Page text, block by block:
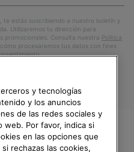
estás suscribiendo a nuestro boletín y
Utilizaremos tu dirección para
promocionales. Consulta nuestra Política
procesaremos tus datos con fines
A
y tecnologías
y los anuncios
de las redes sociales y
web. Por favor, indica si
en las opciones que
rechazas las cookies,